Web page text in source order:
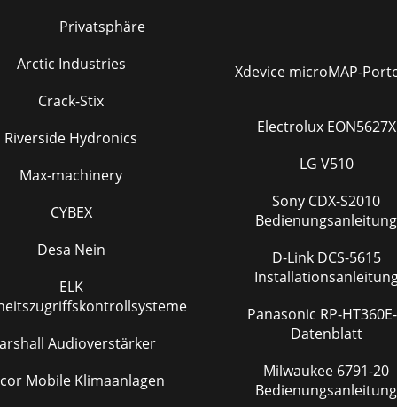
Privatsphäre
Arctic Industries
Crack-Stix
Riverside Hydronics
Max-machinery
CYBEX
Desa Nein
ELK
Audioverstärker
Mobile Klimaanlagen
Xdevice microMAP-
Electrolux EON5627X
LG V510
Sony CDX-S2010
Bedienungsanleitung
D-Link DCS-5615
Panasonic RP-HT360E-S
Datenblatt
Milwaukee 6791-20
Bedienungsanleitung